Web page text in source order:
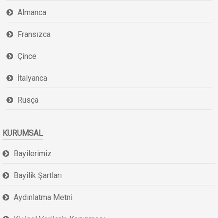
Almanca
Fransızca
Çince
İtalyanca
Rusça
KURUMSAL
Bayilerimiz
Bayilik Şartları
Aydınlatma Metni